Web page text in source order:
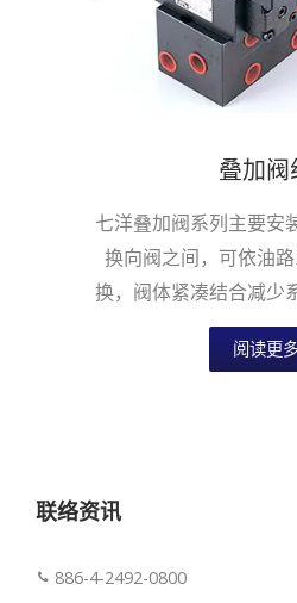
叠加阀
七洋叠加阀系列主要安
换向阀之间，可依油
换，阀体紧凑结合减少
加阀系列适用于国际安
通径NG6...
阅读更
联络资讯
886-4-2492-0800